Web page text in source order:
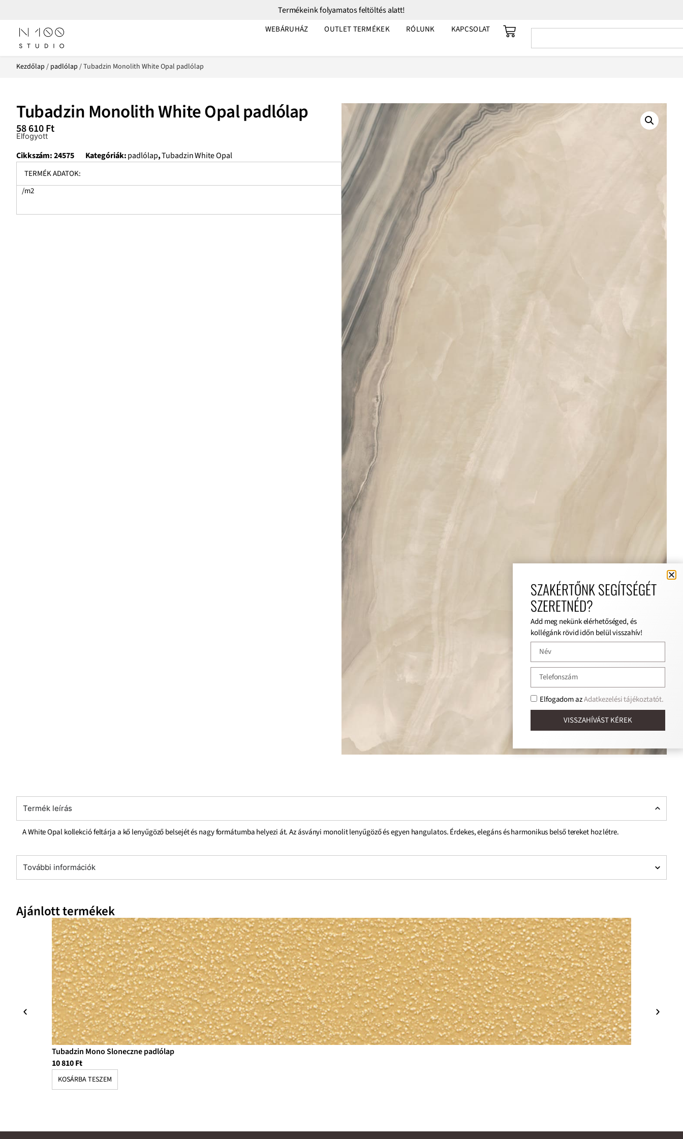
Termékeink folyamatos feltöltés alatt!
WEBÁRUHÁZ OUTLET TERMÉKEK RÓLUNK KAPCSOLAT
Kezdőlap / padlólap / Tubadzin Monolith White Opal padlólap
Tubadzin Monolith White Opal padlólap
58 610Ft
Elfogyott
Cikkszám:24575 Kategóriák:padlólap,Tubadzin White Opal
TERMÉK ADATOK:
/m2
Termék leírás
A White Opal kollekció feltárja a kő lenyűgöző belsejét és nagy formátumba helyezi át. Az ásványi monolit lenyűgöző és egyen hangulatos. Érdekes, elegáns és harmonikus belső tereket hoz létre.
További információk
Ajánlott termékek
Tubadzin Mono Sloneczne padlólap
10 810Ft
KOSÁRBA TESZEM
SZAKÉRTŐNK SEGÍTSÉGÉT
SZERETNÉD?
Add meg nekünk elérhetőséged, és
kollégánk rövid időn belül visszahív!
Elfogadom azAdatkezelési tájékoztatót.
VISSZAHÍVÁST KÉREK